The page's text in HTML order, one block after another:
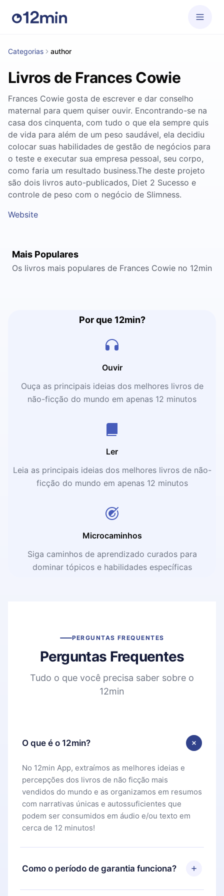
Categorias author
Livros de Frances Cowie
Frances Cowie gosta de escrever e dar conselho
maternal para quem quiser ouvir. Encontrando-se na
casa dos cinquenta, com tudo o que ela sempre quis
de vida para além de um peso saudável, ela decidiu
colocar suas habilidades de gestão de negócios para
o teste e executar sua empresa pessoal, seu corpo,
como faria um resultado business.The deste projeto
são dois livros auto-publicados, Diet 2 Sucesso e
controle de peso com o negócio de Slimness.
Website
Mais Populares
Os livros mais populares de Frances Cowie no 12min
Por que 12min?
Ouvir
Ouça as principais ideias dos melhores livros de
não-ficção do mundo em apenas 12 minutos
Ler
Leia as principais ideias dos melhores livros de não-
ficção do mundo em apenas 12 minutos
Microcaminhos
Siga caminhos de aprendizado curados para
dominar tópicos e habilidades específicas
PERGUNTAS FREQUENTES
Perguntas Frequentes
Tudo o que você precisa saber sobre o
12min
O que é o 12min?
No 12min App, extraímos as melhores ideias e
percepções dos livros de não ficção mais
vendidos do mundo e as organizamos em resumos
com narrativas únicas e autossuficientes que
podem ser consumidos em áudio e/ou texto em
cerca de 12 minutos!
Como o período de garantia funciona?
Você pode baixar nosso aplicativo e começar a